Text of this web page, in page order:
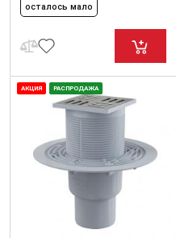
осталось мало
АКЦИЯ РАСПРОДАЖА